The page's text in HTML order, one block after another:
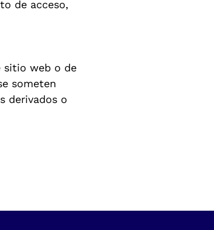
de acceso,
sitio web o de
someten
derivados o